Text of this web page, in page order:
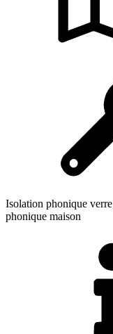
Isolation phonique
phonique maison